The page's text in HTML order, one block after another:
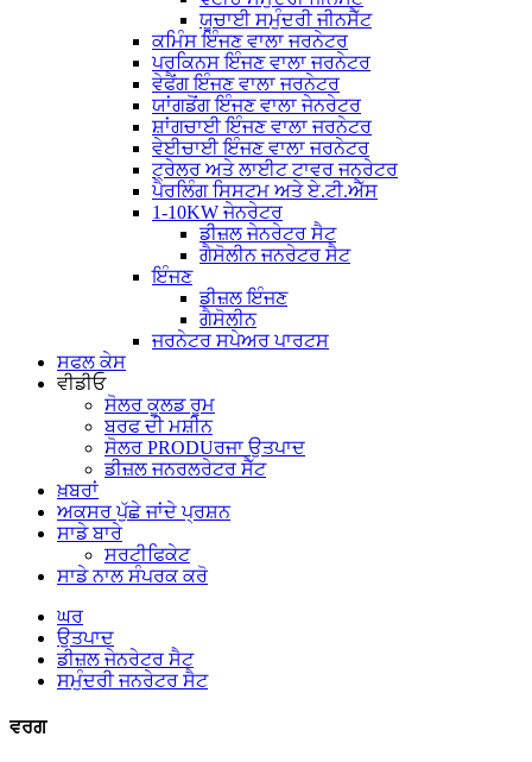
ਯੂਚਾਈ ਸਮੁੰਦਰੀ ਜੀਨਸੈੱਟ
ਕਮਿੰਸ ਇੰਜਣ ਵਾਲਾ ਜਰਨੇਟਰ
ਪਰਕਿਨਸ ਇੰਜਣ ਵਾਲਾ ਜਰਨੇਟਰ
ਵੇਫੈਂਗ ਇੰਜਣ ਵਾਲਾ ਜਰਨੇਟਰ
ਯਾਂਗਡੋਂਗ ਇੰਜਣ ਵਾਲਾ ਜੇਨਰੇਟਰ
ਸ਼ਾਂਗਚਾਈ ਇੰਜਣ ਵਾਲਾ ਜਰਨੇਟਰ
ਵੇਈਚਾਈ ਇੰਜਣ ਵਾਲਾ ਜਰਨੇਟਰ
ਟ੍ਰੇਲਰ ਅਤੇ ਲਾਈਟ ਟਾਵਰ ਜਨਰੇਟਰ
ਪੈਰਲਿੰਗ ਸਿਸਟਮ ਅਤੇ ਏ.ਟੀ.ਐੱਸ
1-10KW ਜੇਨਰੇਟਰ
ਡੀਜ਼ਲ ਜੇਨਰੇਟਰ ਸੈਟ
ਗੈਸੋਲੀਨ ਜਨਰੇਟਰ ਸੈਟ
ਇੰਜਣ
ਡੀਜ਼ਲ ਇੰਜਣ
ਗੈਸੋਲੀਨ
ਜਰਨੇਟਰ ਸਪੇਅਰ ਪਾਰਟਸ
ਸਫਲ ਕੇਸ
ਵੀਡੀਓ
ਸੋਲਰ ਕੂਲਡ ਰੂਮ
ਬਰਫ ਦੀ ਮਸ਼ੀਨ
ਸੋਲਰ PRODUਰਜਾ ਉਤਪਾਦ
ਡੀਜ਼ਲ ਜਨਰਲਰੇਟਰ ਸੈੱਟ
ਖ਼ਬਰਾਂ
ਅਕਸਰ ਪੁੱਛੇ ਜਾਂਦੇ ਪ੍ਰਸ਼ਨ
ਸਾਡੇ ਬਾਰੇ
ਸਰਟੀਫਿਕੇਟ
ਸਾਡੇ ਨਾਲ ਸੰਪਰਕ ਕਰੋ
ਘਰ
ਉਤਪਾਦ
ਡੀਜ਼ਲ ਜੇਨਰੇਟਰ ਸੈਟ
ਸਮੁੰਦਰੀ ਜਨਰੇਟਰ ਸੈਟ
ਵਰਗ